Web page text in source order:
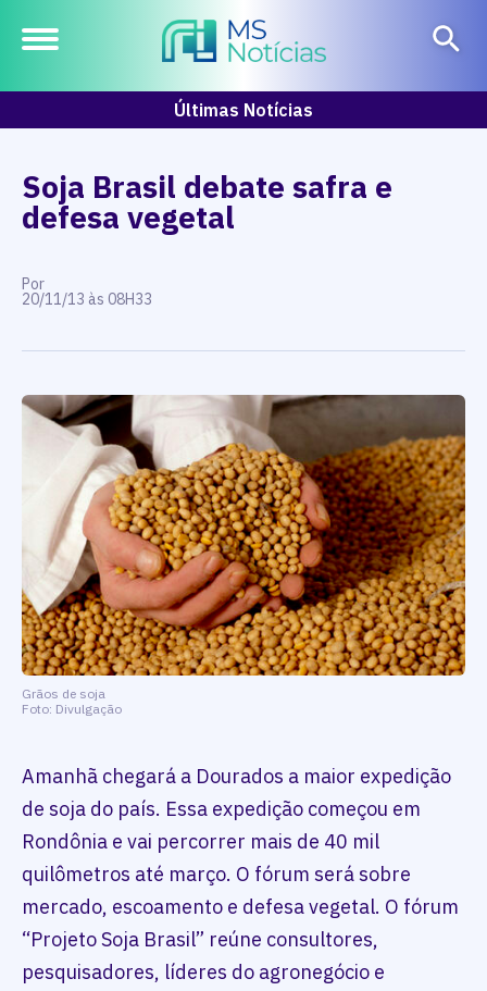
Últimas Notícias
Soja Brasil debate safra e
defesa vegetal
Por
20/11/13 às 08H33
Grãos de soja
Foto: Divulgação
Amanhã chegará a Dourados a maior expedição
de soja do país. Essa expedição começou em
Rondônia e vai percorrer mais de 40 mil
quilômetros até março. O fórum será sobre
mercado, escoamento e defesa vegetal. O fórum
“Projeto Soja Brasil” reúne consultores,
pesquisadores, líderes do agronegócio e